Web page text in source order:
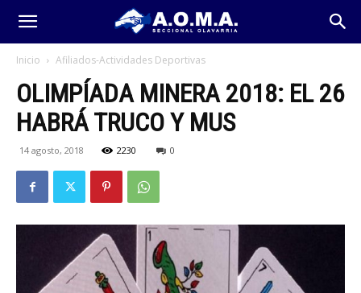
Inicio Afiliados-Actividades Deportivas
OLIMPÍADA MINERA 2018: EL 26
HABRÁ TRUCO Y MUS
14 agosto, 2018 2230 0